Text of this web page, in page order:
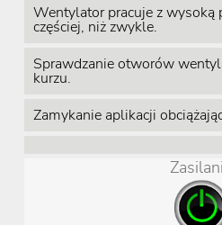
Wentylator pracuje z wysoką
częściej, niż zwykle.
Sprawdzanie otworów
kurzu.
Zamykanie aplikacji